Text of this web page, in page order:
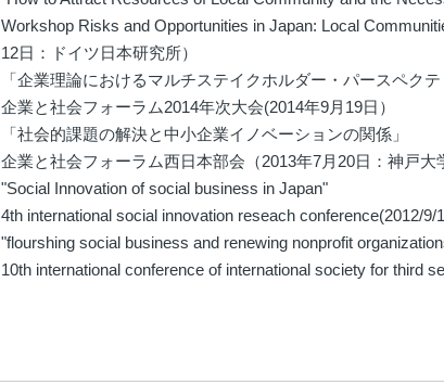
Workshop Risks and Opportunities in Japan: Local
12日：ドイツ日本研究所）
「企業理論におけるマルチステイクホルダー・パースペクテ
企業と社会フォーラム2014年次大会(2014年9月19日）
「社会的課題の解決と中小企業イノベーションの関係」
企業と社会フォーラム西日本部会（2013年7月20日：神戸大
"Social Innovation of social business in Japan"
4th international social innovation reseach conference(2012/9/
"flourshing social business and renewing nonprofit
10th international conference of international society for third